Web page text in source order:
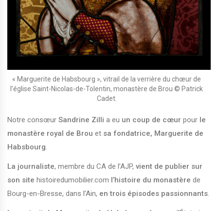
« Marguerite de Habsbourg », vitrail de la verrière du chœur de
l’église Saint-Nicolas-de-Tolentin, monastère de Brou © Patrick
Cadet.
Notre consœur Sandrine Zilli a eu un coup de cœur pour le
monastère royal de Brou et sa fondatrice, Marguerite de
Habsbourg.
La journaliste, membre du CA de l’AJP, vient de publier sur
son site histoiredumobilier.com l’histoire du monastère de
Bourg-en-Bresse, dans l’Ain, en trois épisodes passionnants.